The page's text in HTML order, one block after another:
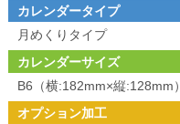
カレンダータイプ
月めくりタイプ
カレンダーサイズ
B6（横:182mm×縦:128mm）
オプション加工